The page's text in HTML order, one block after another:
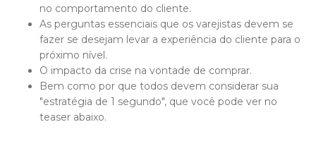
no comportamento do cliente.
As perguntas essenciais que os varejistas devem se
fazer se desejam levar a experiência do cliente para o
próximo nível.
O impacto da crise na vontade de comprar.
Bem como por que todos devem considerar sua
"estratégia de 1 segundo", que você pode ver no
teaser abaixo.